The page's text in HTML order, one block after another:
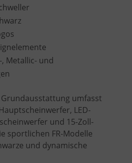
Metallic- und
umfasst
LED-
und 15-Zoll-
sportlichen FR-Modelle
und dynamische